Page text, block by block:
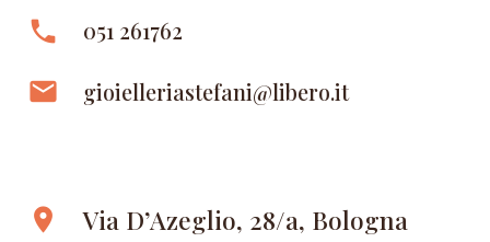
phone 051 261762
email gioielleriastefani@libero.it
location_on Via D’Azeglio, 28/a, Bologna